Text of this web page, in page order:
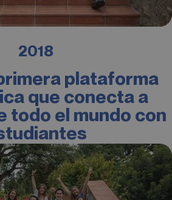
2018
plataforma
que conecta a
todo el mundo con